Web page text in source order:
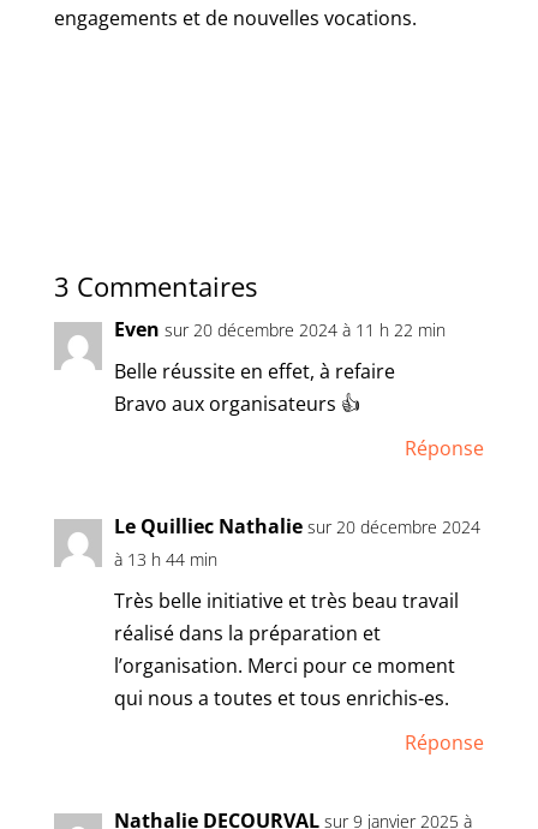
engagements et de nouvelles vocations.
3 Commentaires
Even sur 20 décembre 2024 à 11 h 22 min
Belle réussite en effet, à refaire
Bravo aux organisateurs 👍
Réponse
Le Quilliec Nathalie sur 20 décembre 2024
à 13 h 44 min
Très belle initiative et très beau travail
réalisé dans la préparation et
l’organisation. Merci pour ce moment
qui nous a toutes et tous enrichis-es.
Réponse
Nathalie DECOURVAL sur 9 janvier 2025 à